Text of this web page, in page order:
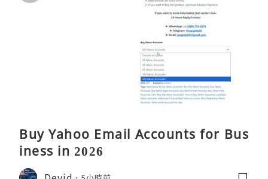
Buy Yahoo Email Accounts for Bus
iness in 2026